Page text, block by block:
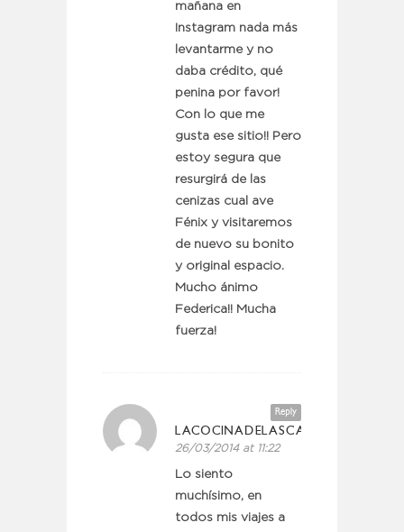
mañana en
Instagram nada más
levantarme y no
daba crédito, qué
penina por favor!
Con lo que me
gusta ese sitio!! Pero
estoy segura que
resurgirá de las
cenizas cual ave
Fénix y visitaremos
de nuevo su bonito
y original espacio.
Mucho ánimo
Federica!! Mucha
fuerza!
Reply
LACOCINADELASCASINAS
26/03/2014 at 11:22
Lo siento
muchísimo, en
todos mis viajes a